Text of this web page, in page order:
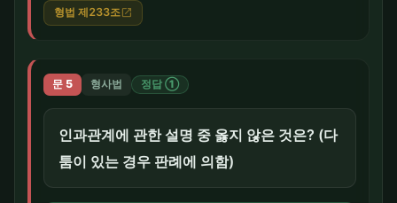
형법 제233조 open_in_new
문 5 형사법 정답 ①
인과관계에 관한 설명 중 옳지 않은 것은? (다
툼이 있는 경우 판례에 의함)